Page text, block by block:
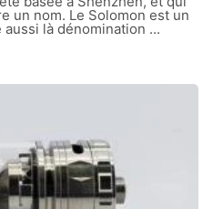
un nom. Le Solomon est un
là dénomination ...